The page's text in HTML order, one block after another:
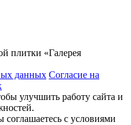
плитки «Галерея
данных Согласие на
улучшить работу сайта и
соглашаетесь с условиями